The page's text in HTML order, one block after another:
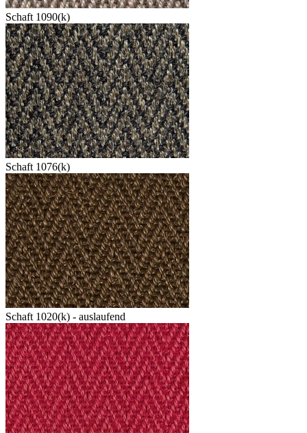
Schaft 1090(k)
Schaft 1076(k)
Schaft 1020(k) - auslaufend